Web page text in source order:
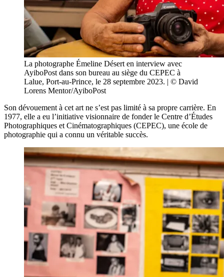
La photographe Émeline Désert en interview avec
AyiboPost dans son bureau au siège du CEPEC à
Lalue, Port-au-Prince, le 28 septembre 2023. | © David
Lorens Mentor/AyiboPost
Son dévouement à cet art ne s’est pas limité à sa propre carrière. En
1977, elle a eu l’initiative visionnaire de fonder le Centre d’Études
Photographiques et Cinématographiques (CEPEC), une école de
photographie qui a connu un véritable succès.